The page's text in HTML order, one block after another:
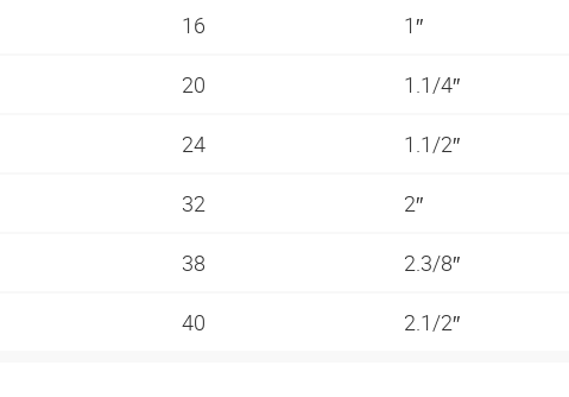
16 1″
20 1.1/4″
24 1.1/2″
32 2″
38 2.3/8″
40 2.1/2″